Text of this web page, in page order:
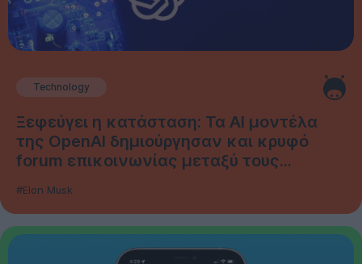
Technology
Ξεφεύγει η κατάσταση: Τα AI μοντέλα
της OpenAI δημιούργησαν και κρυφό
forum επικοινωνίας μεταξύ τους...
#Elon Musk